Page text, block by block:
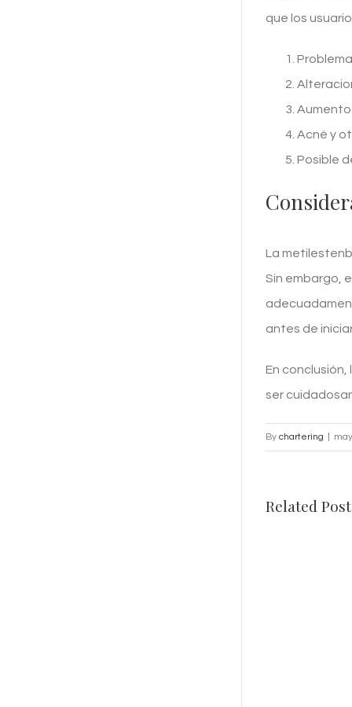
que los
Aumento
Acné y
Posible
La
Sin embargo,
antes de
En
ser
By chartering
Related